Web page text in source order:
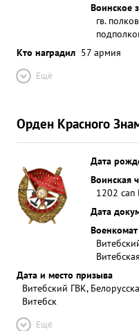
Воинское
гв.
Кто наградил 57 армия
Ещё
Орден Красного
Дата
Воинская
1202
Дата
Военкомат
Дата и место призыва
Витебский ГВК,
Витебск
Ещё